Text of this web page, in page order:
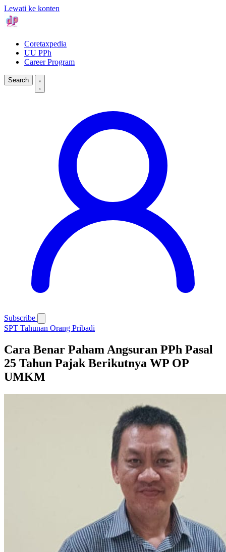
Lewati ke konten
Coretaxpedia
UU PPh
Career Program
Search
Subscribe
SPT Tahunan Orang Pribadi
Cara Benar Paham Angsuran PPh Pasal
25 Tahun Pajak Berikutnya WP OP
UMKM